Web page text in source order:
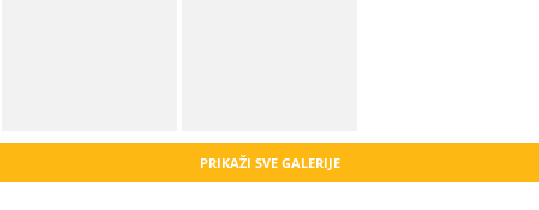
PRIKAŽI SVE GALERIJE